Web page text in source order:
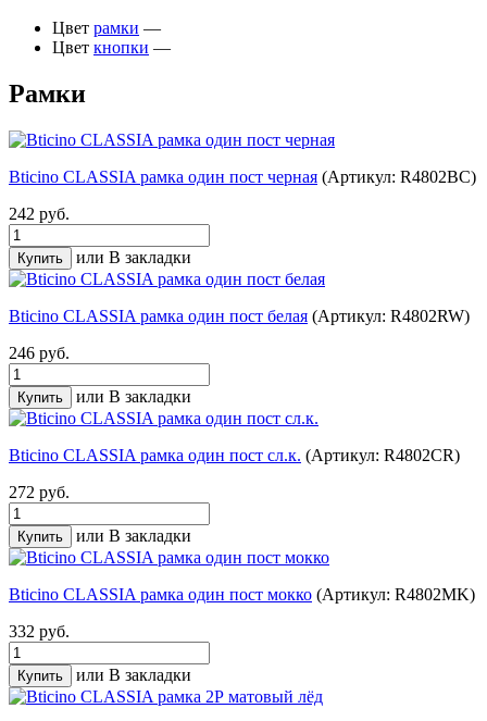
Цвет рамки —
Цвет кнопки —
Рамки
Bticino CLASSIA рамка один пост черная (Артикул: R4802BC)
242 руб.
или В закладки
Bticino CLASSIA рамка один пост белая (Артикул: R4802RW)
246 руб.
или В закладки
Bticino CLASSIA рамка один пост сл.к. (Артикул: R4802CR)
272 руб.
или В закладки
Bticino CLASSIA рамка один пост мокко (Артикул: R4802MK)
332 руб.
или В закладки